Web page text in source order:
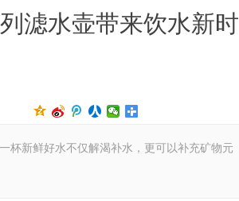
滤水壶带来饮水新时
杯新鲜好水不仅解渴补水，更可以补充矿物元